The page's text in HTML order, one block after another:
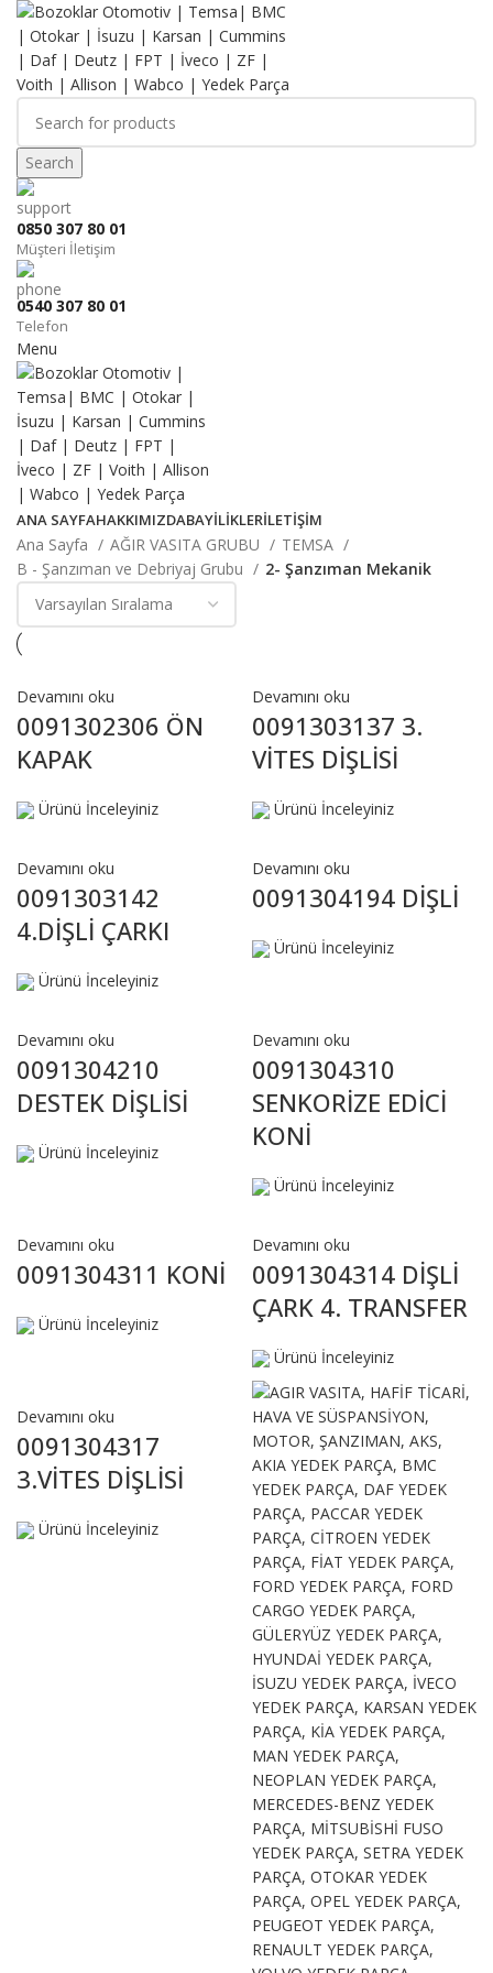
Search
0850 307 80 01
Müşteri İletişim
0540 307 80 01
Telefon
Menu
ANA SAYFAHAKKIMIZDABAYİLİKLERİLETİŞİM
Ana Sayfa AĞIR VASITA GRUBU
TEMSA
B - Şanzıman ve Debriyaj Grubu
2- Şanzıman Mekanik
Devamını oku
0091302306 ÖN
KAPAK
Ürünü İnceleyiniz
Devamını oku
0091303137 3.
VİTES DİŞLİSİ
Ürünü İnceleyiniz
Devamını oku
0091303142
4.DİŞLİ ÇARKI
Ürünü İnceleyiniz
Devamını oku
0091304194 DİŞLİ
Ürünü İnceleyiniz
Devamını oku
0091304210
DESTEK DİŞLİSİ
Ürünü İnceleyiniz
Devamını oku
0091304310
SENKORİZE EDİCİ
KONİ
Ürünü İnceleyiniz
Devamını oku
0091304311 KONİ
Ürünü İnceleyiniz
Devamını oku
0091304314 DİŞLİ
ÇARK 4. TRANSFER
Ürünü İnceleyiniz
Devamını oku
0091304317
3.VİTES DİŞLİSİ
Ürünü İnceleyiniz